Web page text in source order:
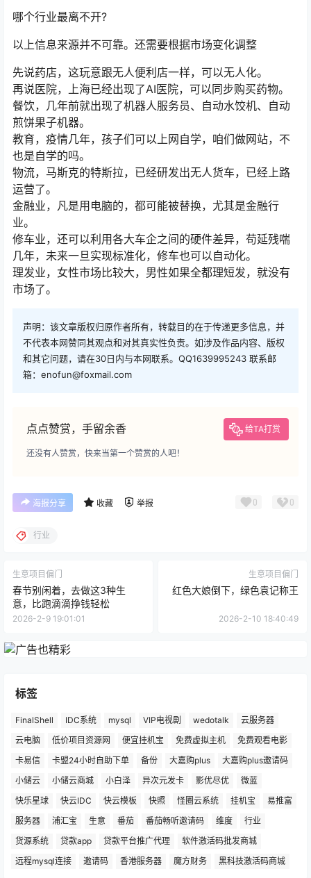
哪个行业最离不开?
以上信息来源并不可靠。还需要根据市场变化调整
先说药店，这玩意跟无人便利店一样，可以无人化。
再说医院，上海已经出现了AI医院，可以同步购买药物。
餐饮，几年前就出现了机器人服务员、自动水饺机、自动
煎饼果子机器。
教育，疫情几年，孩子们可以上网自学，咱们做网站，不
也是自学的吗。
物流，马斯克的特斯拉，已经研发出无人货车，已经上路
运营了。
金融业，凡是用电脑的，都可能被替换，尤其是金融行
业。
修车业，还可以利用各大车企之间的硬件差异，苟延残喘
几年，未来一旦实现标准化，修车也可以自动化。
理发业，女性市场比较大，男性如果全都理短发，就没有
市场了。
声明：该文章版权归原作者所有，转载目的在于传递更多信息，并
不代表本网赞同其观点和对其真实性负责。如涉及作品内容、版权
和其它问题，请在30日内与本网联系。QQ1639995243 联系邮
箱：enofun@foxmail.com
点点赞赏，手留余香 给TA打赏
还没有人赞赏，快来当第一个赞赏的人吧！
海报分享 收藏 举报 0 0
行业
生意项目偏门
春节别闲着，去做这3种生
意，比跑滴滴挣钱轻松
2026-2-9 19:01:01
生意项目偏门
红色大娘倒下，绿色袁记称王
2026-2-10 18:40:49
标签
FinalShell IDC系统 mysql VIP电视剧 wedotalk
云服务器
云电脑
低价项目资源网 便宜挂机宝 免费虚拟主机
免费观看电影
卡易信
卡盟24小时自助下单 备份 大嘉购plus
大嘉购plus邀请码
小储云
小储云商城 小白泽 异次元发卡 影优尽优
微蓝
快乐星球
快云IDC 快云模板 快照 怪圈云系统 挂机宝
易推富
服务器
浦汇宝 生意 番茄 番茄畅听邀请码 维度
行业
货源系统
贷款app 贷款平台推广代理
软件激活码批发商城
远程mysql连接
邀请码 香港服务器 魔方财务 黑科技激活码商城